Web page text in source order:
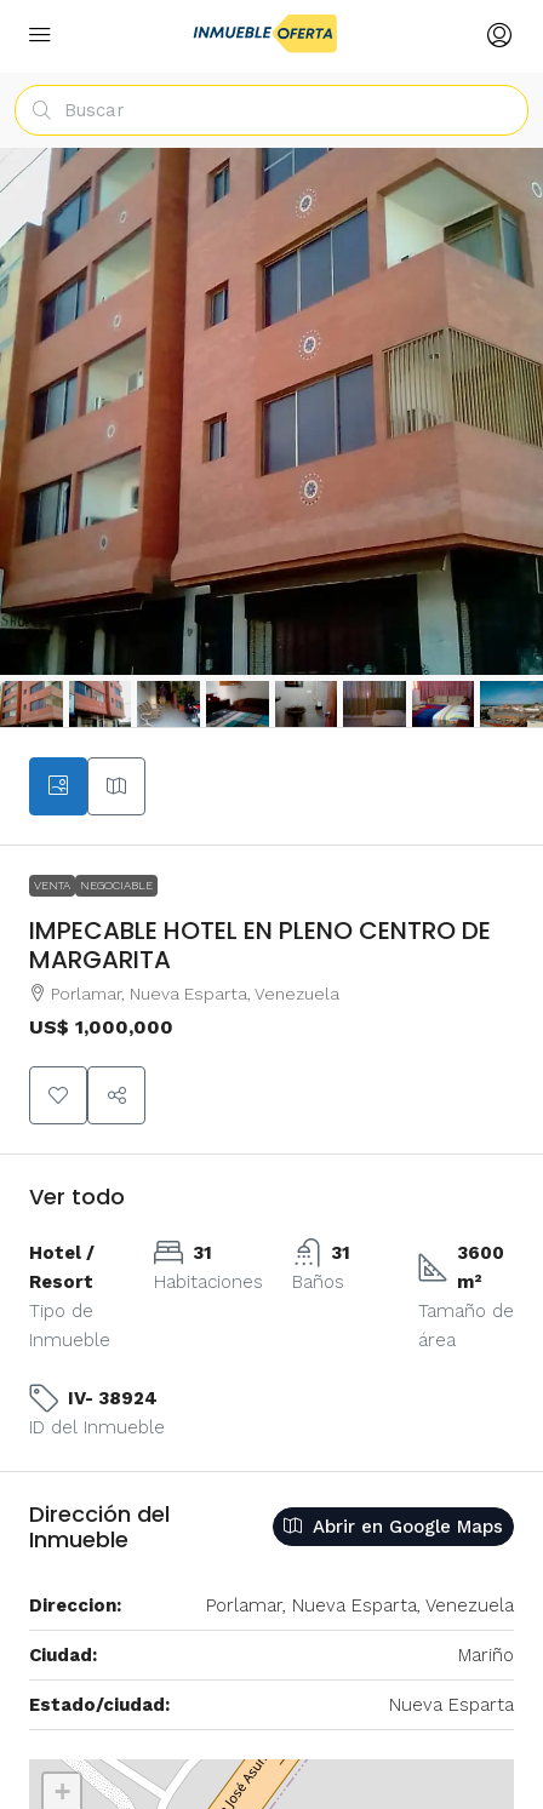
VENTA NEGOCIABLE
IMPECABLE HOTEL EN PLENO CENTRO DE
MARGARITA
Porlamar, Nueva Esparta, Venezuela
US$ 1,000,000
Ver todo
Hotel /
Resort
Tipo de
Inmueble
31
Habitaciones
31
Baños
3600
m²
Tamaño de
área
IV- 38924
ID del Inmueble
Dirección del
Inmueble
Abrir en Google Maps
Direccion: Porlamar, Nueva Esparta, Venezuela
Ciudad: Mariño
Estado/ciudad: Nueva Esparta
+